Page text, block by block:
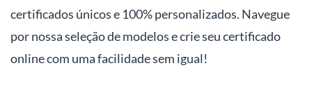
certificados únicos e 100% personalizados. Navegue
por nossa seleção de modelos e crie seu certificado
online com uma facilidade sem igual!